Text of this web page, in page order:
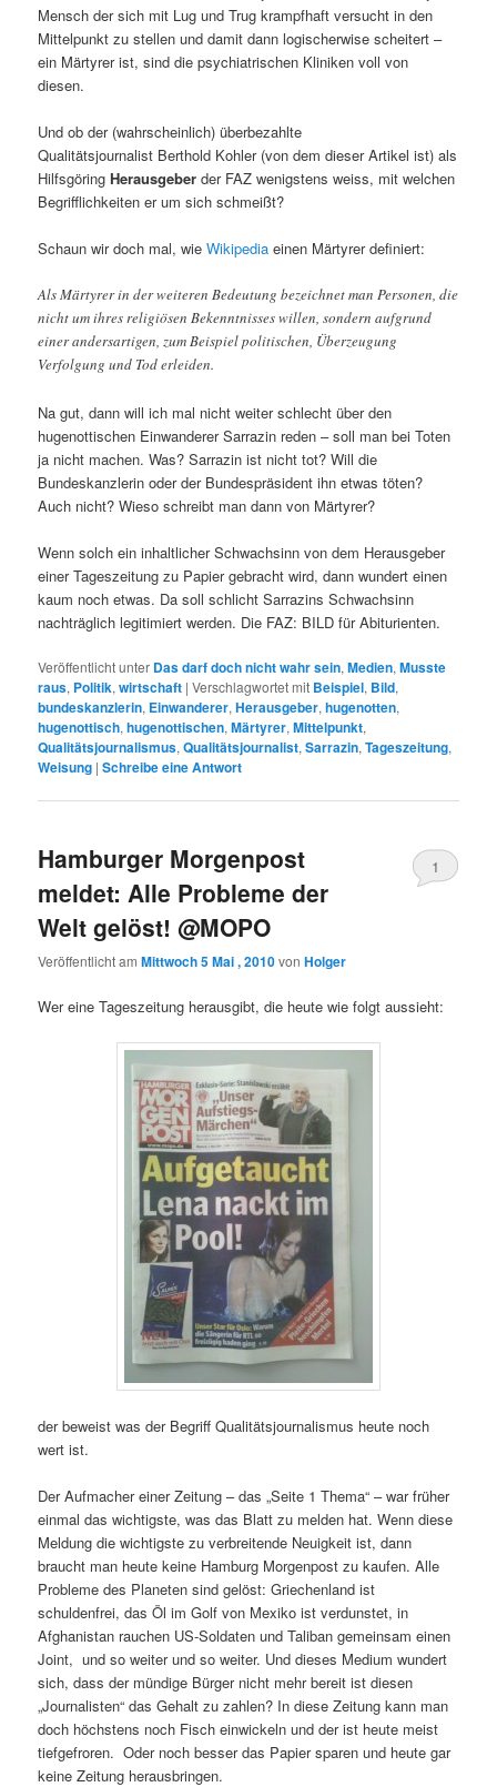
Mensch der sich mit Lug und Trug krampfhaft versucht in den
Mittelpunkt zu stellen und damit dann logischerwise scheitert –
ein Märtyrer ist, sind die psychiatrischen Kliniken voll von
diesen.
Und ob der (wahrscheinlich) überbezahlte
Qualitätsjournalist Berthold Kohler (von dem dieser Artikel ist) als
HilfsgöringHerausgeber der FAZ wenigstens weiss, mit welchen
Begrifflichkeiten er um sich schmeißt?
Schaun wir doch mal, wieWikipedia einen Märtyrer definiert:
Als Märtyrer in der weiteren Bedeutung bezeichnet man Personen, die
nicht um ihres religiösen Bekenntnisses willen, sondern aufgrund
einer andersartigen, zum Beispiel politischen, Überzeugung
Verfolgung und Tod erleiden.
Na gut, dann will ich mal nicht weiter schlecht über den
hugenottischen Einwanderer Sarrazin reden – soll man bei Toten
ja nicht machen. Was? Sarrazin ist nicht tot? Will die
Bundeskanzlerin oder der Bundespräsident ihn etwas töten?
Auch nicht? Wieso schreibt man dann von Märtyrer?
Wenn solch ein inhaltlicher Schwachsinn von dem Herausgeber
einer Tageszeitung zu Papier gebracht wird, dann wundert einen
kaum noch etwas. Da soll schlicht Sarrazins Schwachsinn
nachträglich legitimiert werden. Die FAZ: BILD für Abiturienten.
Veröffentlicht unter Das darf doch nicht wahr sein,Medien,Musste
raus, Politik,wirtschaft |Verschlagwortet mit Beispiel, Bild,
bundeskanzlerin, Einwanderer,Herausgeber,hugenotten,
hugenottisch,hugenottischen,Märtyrer,Mittelpunkt,
Qualitätsjournalismus,Qualitätsjournalist,Sarrazin,Tageszeitung,
Weisung |Schreibe eine Antwort
Hamburger Morgenpost
meldet: Alle Probleme der
Welt gelöst! @MOPO
Veröffentlicht amMittwoch 5 Mai , 2010vonHolger
1
Wer eine Tageszeitung herausgibt, die heute wie folgt aussieht:
der beweist was der Begriff Qualitätsjournalismus heute noch
wert ist.
Der Aufmacher einer Zeitung – das „Seite 1 Thema“ – war früher
einmal das wichtigste, was das Blatt zu melden hat. Wenn diese
Meldung die wichtigste zu verbreitende Neuigkeit ist, dann
braucht man heute keine Hamburg Morgenpost zu kaufen. Alle
Probleme des Planeten sind gelöst: Griechenland ist
schuldenfrei, das Öl im Golf von Mexiko ist verdunstet, in
Afghanistan rauchen US-Soldaten und Taliban gemeinsam einen
Joint, und so weiter und so weiter. Und dieses Medium wundert
sich, dass der mündige Bürger nicht mehr bereit ist diesen
„Journalisten“ das Gehalt zu zahlen? In diese Zeitung kann man
doch höchstens noch Fisch einwickeln und der ist heute meist
tiefgefroren. Oder noch besser das Papier sparen und heute gar
keine Zeitung herausbringen.